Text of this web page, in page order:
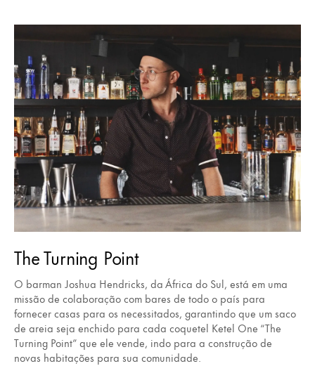
The Turning Point
O barman Joshua Hendricks, da África do Sul, está em uma
missão de colaboração com bares de todo o país para
fornecer casas para os necessitados, garantindo que um saco
de areia seja enchido para cada coquetel Ketel One “The
Turning Point” que ele vende, indo para a construção de
novas habitações para sua comunidade.